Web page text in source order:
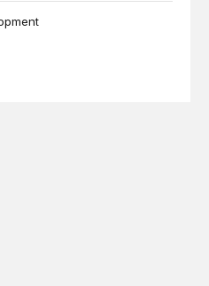
Bank’s climate retreat